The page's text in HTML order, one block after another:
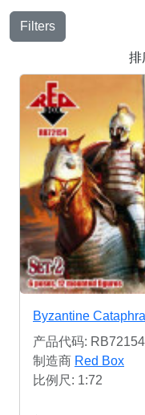
Filters
排
Byzantine
产品代码: RB72154
制造商 Red Box
比例尺: 1:72